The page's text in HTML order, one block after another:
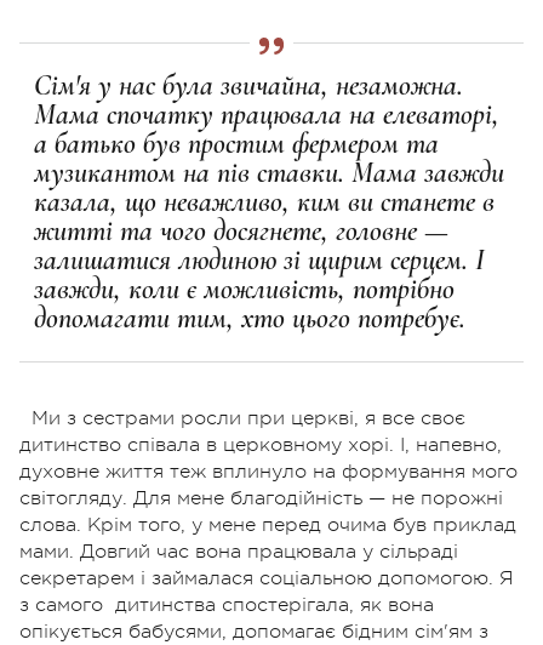
Сім'я у нас була звичайна, незаможна.
Мама спочатку працювала на елеваторі,
а батько був простим фермером та
музикантом на пів ставки. Мама завжди
казала, що неважливо, ким ви станете в
житті та чого досягнете, головне —
залишатися людиною зі щирим серцем. І
завжди, коли є можливість, потрібно
допомагати тим, хто цього потребує.
Ми з сестрами росли при церкві, я все своє
дитинство співала в церковному хорі. І, напевно,
духовне життя теж вплинуло на формування мого
світогляду. Для мене благодійність — не порожні
слова. Крім того, у мене перед очима був приклад
мами. Довгий час вона працювала у сільраді
секретарем і займалася соціальною допомогою. Я
з самого дитинства спостерігала, як вона
опікується бабусями, допомагає бідним сім'ям з